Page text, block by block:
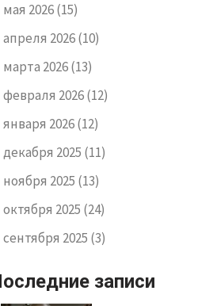
мая 2026(15)
апреля 2026(10)
марта 2026(13)
февраля 2026(12)
января 2026(12)
декабря 2025 (11)
ноября 2025 (13)
октября 2025 (24)
сентября 2025 (3)
записи